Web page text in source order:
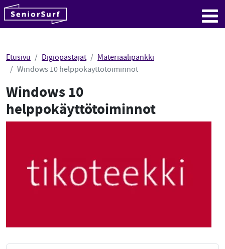
Hyppää sisältöön
Etusivu Digiopastajat
Materiaalipankki
Windows 10 helppokäyttötoiminnot
Windows 10
helppokäyttötoiminnot